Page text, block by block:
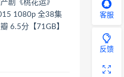
产剧《桃花运》
1080p 全38集
6.5分【71GB】
客服
反馈